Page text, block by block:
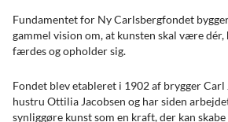
Fundamentet for Ny Carlsbergfondet
gammel vision om, at kunsten skal være
færdes og opholder sig.
Fondet blev etableret i 1902 af brygger Carl
hustru Ottilia Jacobsen og har siden
synliggøre kunst som en kraft, der kan